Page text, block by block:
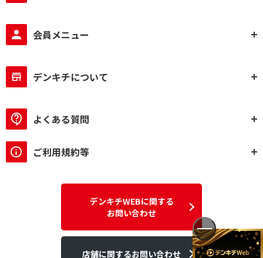
会員メニュー
デンキチについて
よくある質問
ご利用規約等
デンキチWEBに関する
お問い合わせ
店舗に関するお問い合わせ